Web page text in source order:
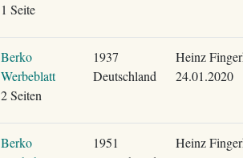
1 Seite
Berko
Werbeblatt
2 Seiten
1937
Deutschland
Heinz
24.01.2020
Berko
1951
Heinz